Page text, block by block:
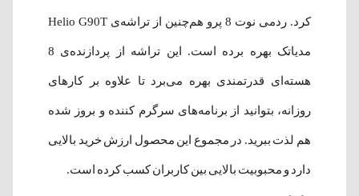
کرد. ردمی نوت 8 پرو هم‌چنین از تراشه­‌ی Helio G90T
هسته‌ا‌ی قدرتمندی بهره می‌برد تا علاوه‌ بر کارهای
روزانه، بتوانید از برنامه‌های سرگرم کننده‌ و بروز شده
هم لذت ببرید. در مجموع این محصول ارزش خرید بالایی
دارد و محبوبیت بالایی بین کاربران کسب کرده‌ است.